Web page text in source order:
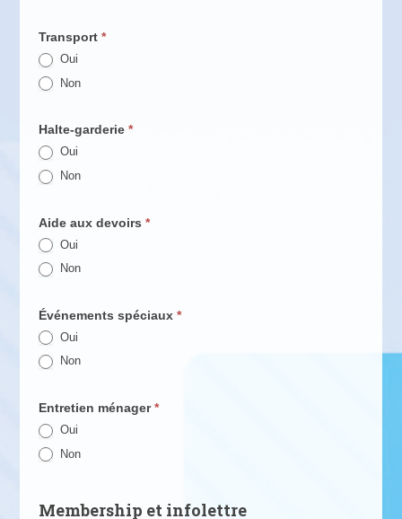
Transport *
Oui
Non
Halte-garderie *
Oui
Non
Aide aux devoirs *
Oui
Non
Événements spéciaux *
Oui
Non
Entretien ménager*
Oui
Non
Membership et infolettre